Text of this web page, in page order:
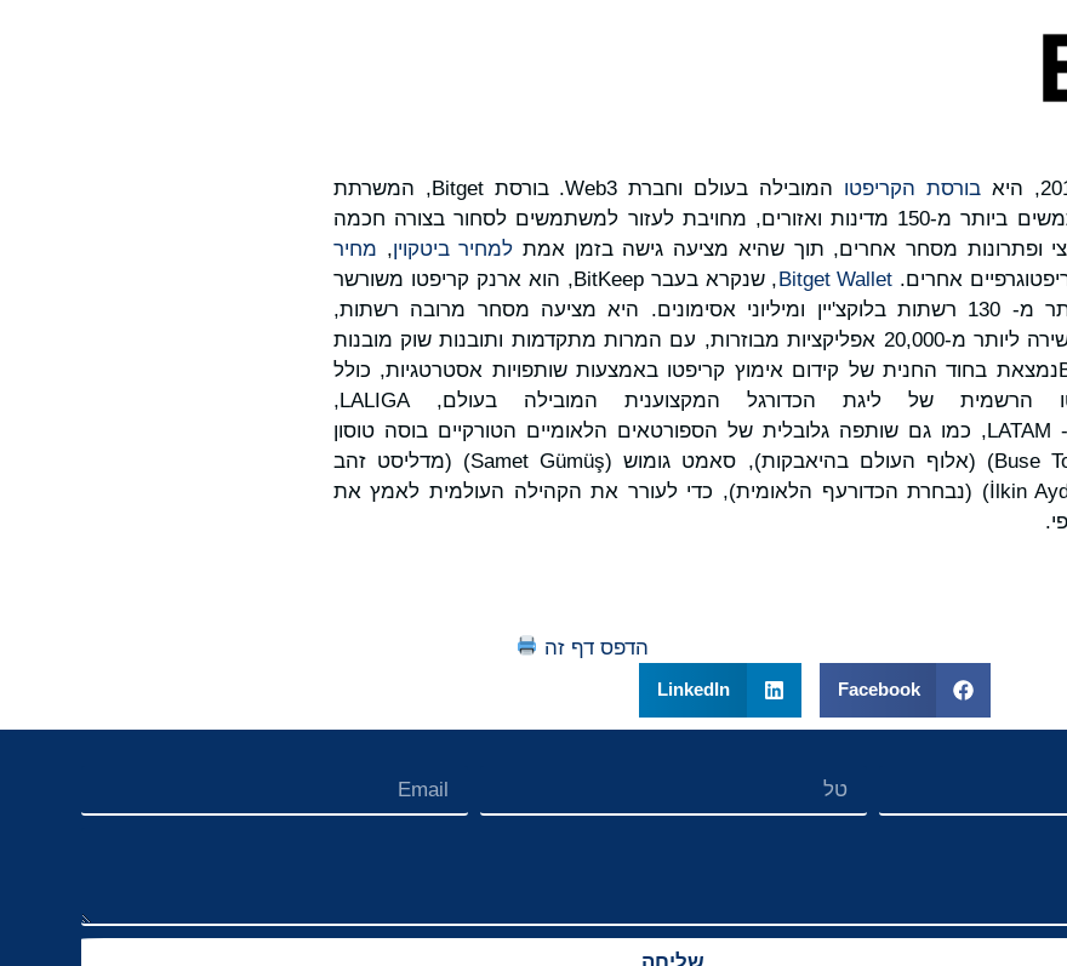
בורסת הקריפטו
המובילה בעולם וחברת Web3. בורסת Bitget, המשרתת
למעלה מ-120 מיליון משתמשים ביותר מ-150 מדינות ואזורים, מחויבת לעזור למשתמשים לסחור בצורה חכמה
ופתרונות מסחר אחרים, תוך שהיא מציעה גישה בזמן אמת למחיר ביטקוין, מחיר
אחרים. Bitget Wallet
, שנקרא בעבר BitKeep, הוא ארנק קריפטו משורשר
ברמה עולמית התומך ביותר מ- 130 רשתות בלוקצ'יין ומיליוני אסימונים. היא מציעה מסחר מרובה רשתות,
הימורים, תשלומים וגישה ישירה ליותר מ-20,000 אפליקציות מבוזרות, עם המרות מתקדמות ותובנות שוק מובנות
בפלטפורמה אחת. Bitgetנמצאת בחוד החנית של קידום אימוץ קריפטו באמצעות שותפויות אסטרטגיות, כולל
היותה שותפת הקריפטו הרשמית של ליגת הכדורגל המקצוענית המובילה בעולם, LALIGA,
בשווקי EASTERN, SEA ו- LATAM, כמו גם שותפה גלובלית של הספורטאים הלאומיים הטורקיים בוסה טוסון
צ'בושולו (Buse Tosun Çavuşoğlu) (אלוף העולם בהיאבקות), סאמט גומוש (Samet Gümüş) (מדליסט זהב
באיגרוף) ואילקין איידין (İlkin Aydın) (נבחרת הכדורעף הלאומית), כדי לעורר את הקהילה העולמית לאמץ את
הדפס דף זה
Facebook
LinkedIn